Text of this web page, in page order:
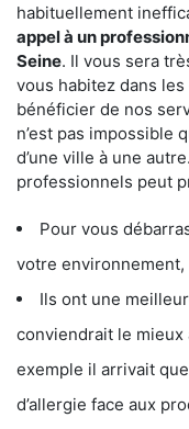
habituellement
appel à un
Seine. Il vous sera
vous habitez dans
bénéficier de nos
n’est pas impossible
d’une ville à une
professionnels peut
Pour vous
votre
Ils ont une
conviendrait le
exemple il arrivait
d’allergie face aux